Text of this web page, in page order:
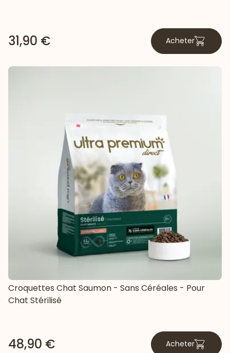
31,90 € Acheter
Croquettes Chat Saumon - Sans Céréales - Pour
Chat Stérilisé
48,90 € Acheter